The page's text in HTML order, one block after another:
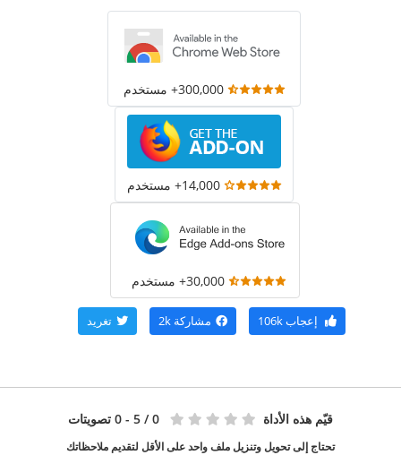
300,000+ مستخدم
14,000+ مستخدم
30,000+ مستخدم
إعجاب106k مشاركة 2k تغريد
قيّم هذه الأداة 0 / 5 - 0 تصويتات
تحتاج إلى تحويل وتنزيل ملف واحد على الأقل لتقديم ملاحظاتك